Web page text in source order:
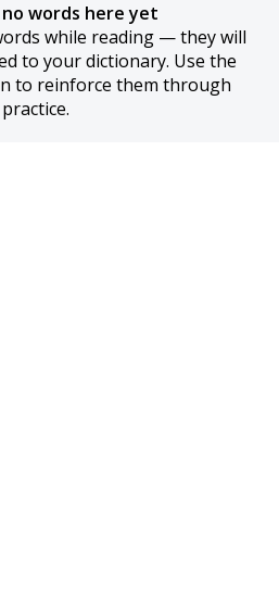
words here yet
while reading — they will
to your dictionary. Use the
to reinforce them through
practice.